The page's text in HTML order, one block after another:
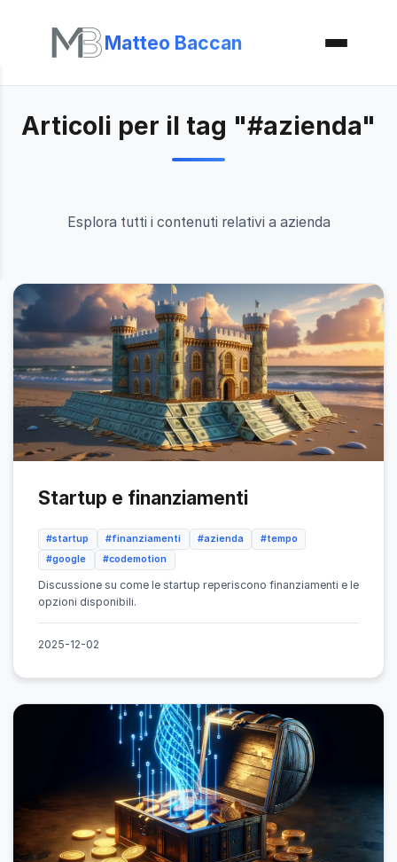
Matteo Baccan
Articoli per il tag "#azienda"
Esplora tutti i contenuti relativi a azienda
Startup e finanziamenti
#startup #finanziamenti #azienda
#tempo
#google
#codemotion
Discussione su come le startup reperiscono finanziamenti e le
opzioni disponibili.
2025-12-02